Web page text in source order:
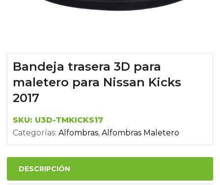
Bandeja trasera 3D para
maletero para Nissan Kicks
2017
SKU: U3D-TMKICKS17
Categorías: Alfombras, Alfombras Maletero
DESCRIPCIÓN